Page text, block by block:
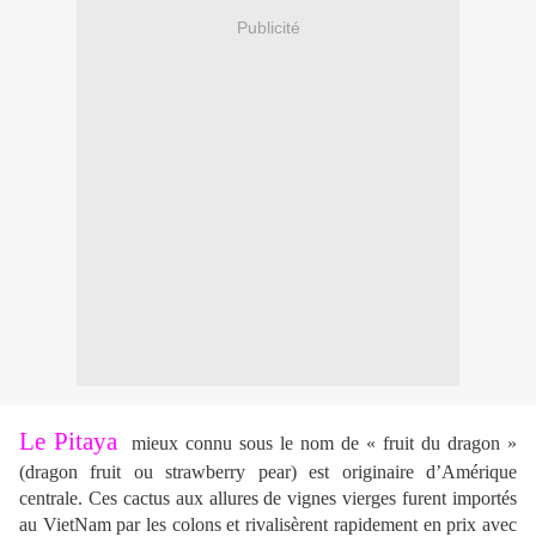
Publicité
Le Pitaya
mieux connu sous le nom de « fruit du dragon »
(dragon fruit ou strawberry pear) est originaire d’Amérique
centrale. Ces cactus aux allures de vignes vierges furent importés
au VietNam par les colons et rivalisèrent rapidement en prix avec